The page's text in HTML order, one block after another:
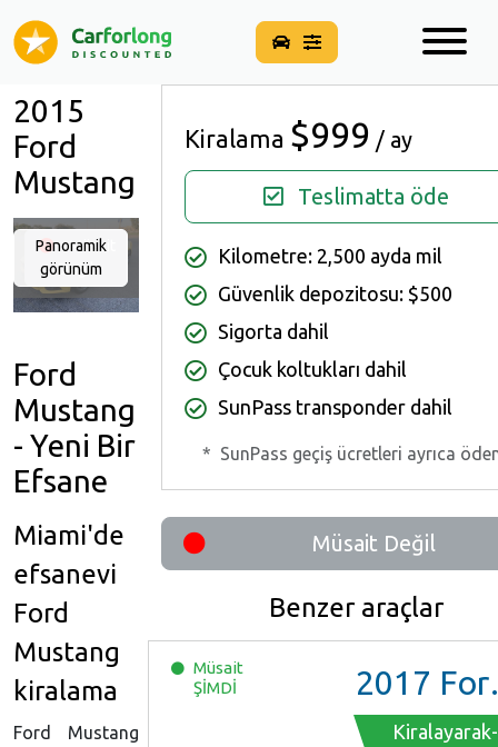
2015
Ford
Mustang
Panoramik
görünüm
Müsait
Değil
Kiralama $999 / ay
Teslimatta öde
Kilometre: 2,500 ayda mil
Güvenlik depozitosu: $500
Sigorta dahil
Çocuk koltukları dahil
SunPass transponder dahil
* SunPass geçiş ücretleri ayrıca
Müsait Değil
Benzer araçlar
Müsait
ŞİMDİ
2017 Ford Mustang
Kiralayarak-
Ford
Mustang
- Yeni Bir
Efsane
Miami'de
efsanevi
Ford
Mustang
kiralama
Ford Mustang